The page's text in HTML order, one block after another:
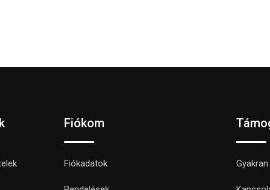
Fiókom
Fiókadatok